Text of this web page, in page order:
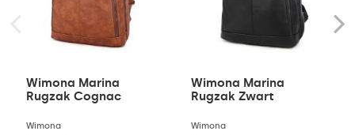
Wimona Marina
Rugzak Cognac
Wimona
Wimona Marina
Rugzak Zwart
Wimona